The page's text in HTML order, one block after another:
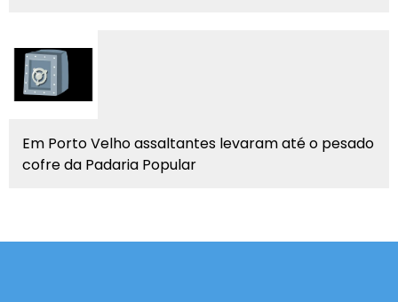
Em Porto Velho assaltantes levaram até o pesado
cofre da Padaria Popular